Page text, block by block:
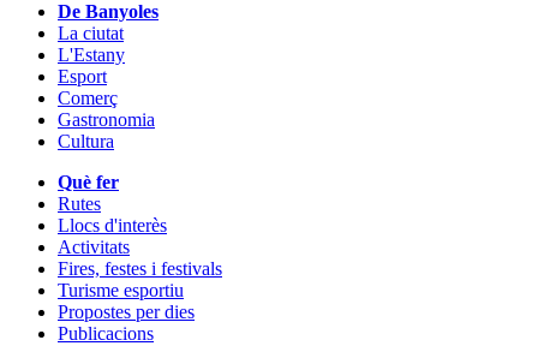
De Banyoles
La ciutat
L'Estany
Esport
Comerç
Gastronomia
Cultura
Què fer
Rutes
Llocs d'interès
Activitats
Fires, festes i festivals
Turisme esportiu
Propostes per dies
Publicacions